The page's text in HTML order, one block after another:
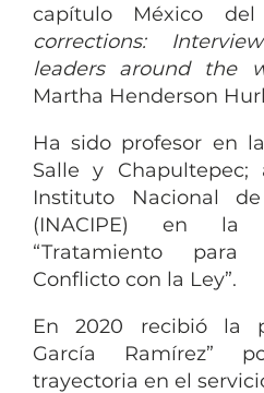
capítulo México
corrections:
leaders around the
Martha Henderson
Ha sido profesor en
Salle y
Instituto Nacional
(INACIPE) en la
“Tratamiento para
Conflicto con la Ley”.
En 2020 recibió la
García Ramírez”
trayectoria en el